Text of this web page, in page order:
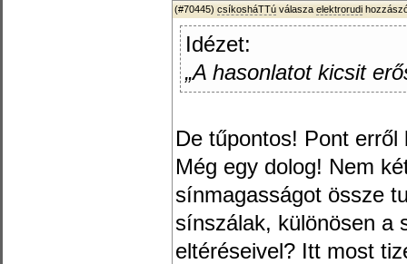
(#70445) csíkosháTTú válasza elektrorudi
Idézet:
„A hasonlatot kicsit
De tűpontos! Pont erről
Még egy dolog! Nem
sínmagasságot össze
sínszálak, különösen a
eltéréseivel? Itt most